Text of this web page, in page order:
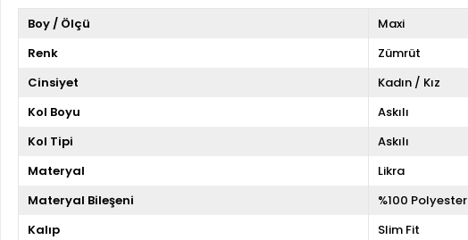
Boy / Ölçü
Maxi
Renk
Zümrüt
Cinsiyet
Kadın / Kız
Kol Boyu
Askılı
Kol Tipi
Askılı
Materyal
Likra
Materyal Bileşeni
%100 Polyester
Kalıp
Slim Fit